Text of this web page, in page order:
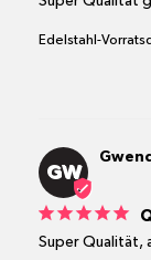
Edelstahl-
GW
Super Qualität,